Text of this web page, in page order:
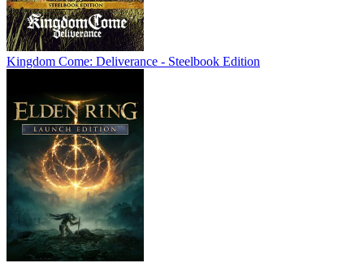
Kingdom Come: Deliverance - Steelbook Edition